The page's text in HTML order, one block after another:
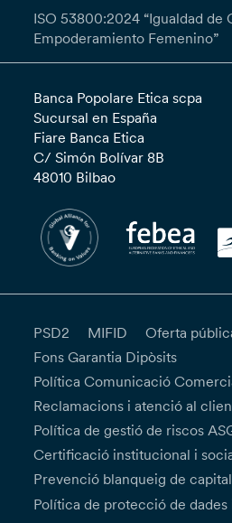
ISO 53800:2024 “Igualdad de
Empoderamiento Femenino”
Banca Popolare Etica scpa
Sucursal en España
Fiare Banca Etica
C/ Simón Bolívar 8B
48010 Bilbao
PSD2 MIFID
Oferta
Fons Garantia Dipòsits
Política Comunicació
Reclamacions i atenció al
Política de gestió de riscos
Certificació institucional i
Prevenció blanqueig de
Política de protecció de dades